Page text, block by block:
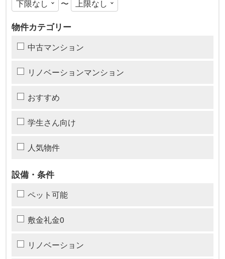
〜
物件カテゴリー
中古マンション
リノベーションマンション
おすすめ
学生さん向け
人気物件
設備・条件
ペット可能
敷金礼金0
リノベーション